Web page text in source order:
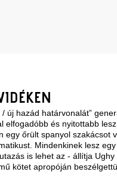
új hazád határvonalát”
elfogadóbb és nyitottabb
egy őrült spanyol szakácsot
Mindenkinek lesz
is lehet az - állítja Ughy
kötet apropóján